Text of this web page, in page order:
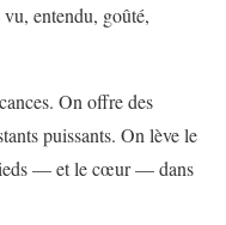
entendu, goûté,
On offre des
puissants. On lève le
— et le cœur — dans